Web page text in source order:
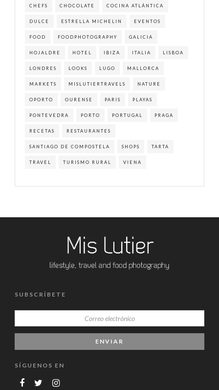
CHEFS CHOCOLATE COCINA ATLÁNTICA
DULCE ESTRELLA MICHELIN EVENTOS
FOOD FOODPHOTOGRAPHY GALICIA
HOJALDRE HOTEL IBIZA ITALIA LISBOA
LONDRES LOOKS LUGO MALLORCA
MARKETS MISLUTIERTRAVELS NATURE
OPORTO OURENSE PARIS PLAYAS
PONTEVEDRA PORTO PORTUGAL PRAGA
RECETAS RESTAURANTES
SANTIAGO DE COMPOSTELA SHOPS TARTA
TRAVEL TURISMO RURAL VIENA
SUBSCRÍBETE
SÍGUENOS EN